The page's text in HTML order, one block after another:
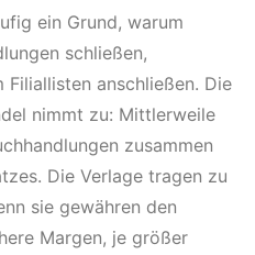
ein Grund, warum
schließen,
anschließen. Die
nimmt zu: Mittlerweile
zusammen
Die Verlage tragen zu
sie gewähren den
Margen, je größer